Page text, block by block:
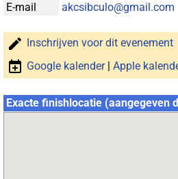
E-mail
akcsibculo@gmail.com
Inschrijven voor dit evenement
Google kalender| Apple
Exacte finishlocatie (aangegeven